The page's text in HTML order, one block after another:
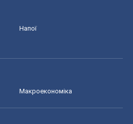
Напої
Макроекономіка